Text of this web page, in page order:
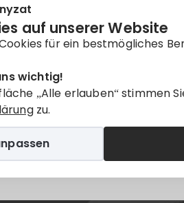
auf unserer Website
für ein bestmögliches
wichtig!
„Alle erlauben“ stimmen
zu.
verfügbar.
E-mail